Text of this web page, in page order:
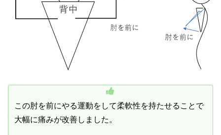
この肘を前にやる運動をして柔軟性を持たせることで
大幅に痛みが改善しました。